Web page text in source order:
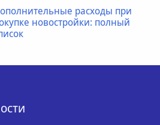
расходы при
новостройки: полный